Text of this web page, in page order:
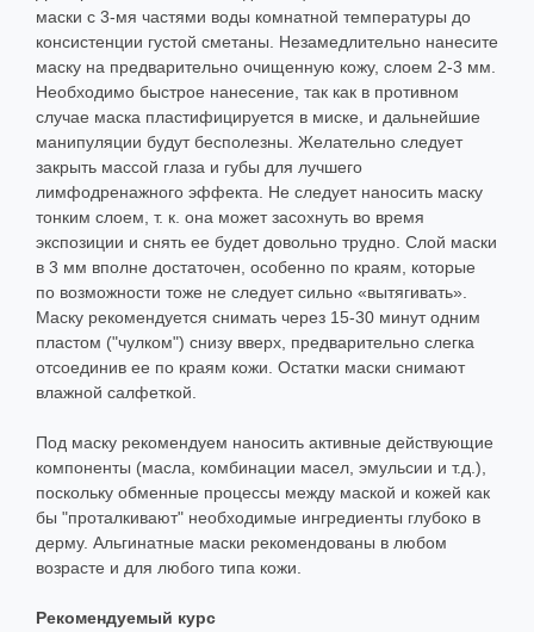
маски с 3-мя частями воды комнатной температуры до
консистенции густой сметаны. Незамедлительно нанесите
маску на предварительно очищенную кожу, слоем 2-3 мм.
Необходимо быстрое нанесение, так как в противном
случае маска пластифицируется в миске, и дальнейшие
манипуляции будут бесполезны. Желательно следует
закрыть массой глаза и губы для лучшего
лимфодренажного эффекта. Не следует наносить маску
тонким слоем, т. к. она может засохнуть во время
экспозиции и снять ее будет довольно трудно. Слой маски
в 3 мм вполне достаточен, особенно по краям, которые
по возможности тоже не следует сильно «вытягивать».
Маску рекомендуется снимать через 15-30 минут одним
пластом ("чулком") снизу вверх, предварительно слегка
отсоединив ее по краям кожи. Остатки маски снимают
влажной салфеткой.
Под маску рекомендуем наносить активные действующие
компоненты (масла, комбинации масел, эмульсии и т.д.),
поскольку обменные процессы между маской и кожей как
бы "проталкивают" необходимые ингредиенты глубоко в
дерму. Альгинатные маски рекомендованы в любом
возрасте и для любого типа кожи.
Рекомендуемый курс